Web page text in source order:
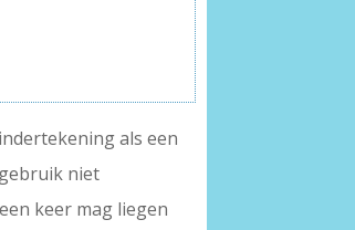
als een
niet
keer mag liegen